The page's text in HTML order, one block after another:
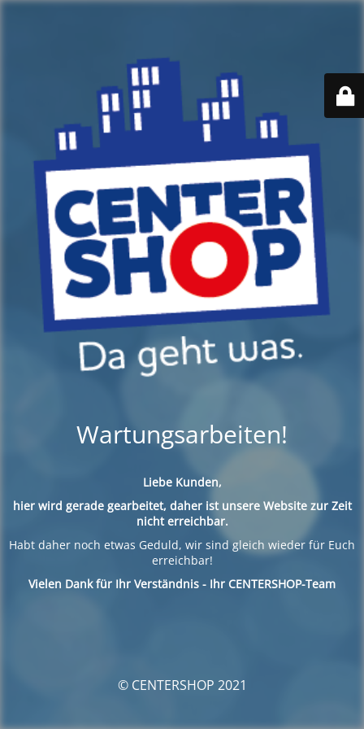
Wartungsarbeiten!
Liebe Kunden,
hier wird gerade gearbeitet, daher ist unsere Website zur Zeit
nicht erreichbar.
Habt daher noch etwas Geduld, wir sind gleich wieder für Euch
erreichbar!
Vielen Dank für Ihr Verständnis - Ihr CENTERSHOP-Team
© CENTERSHOP 2021